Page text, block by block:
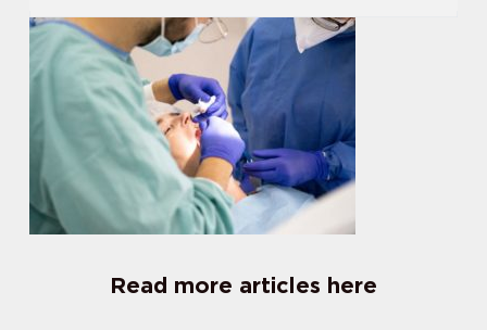
Read more articles here